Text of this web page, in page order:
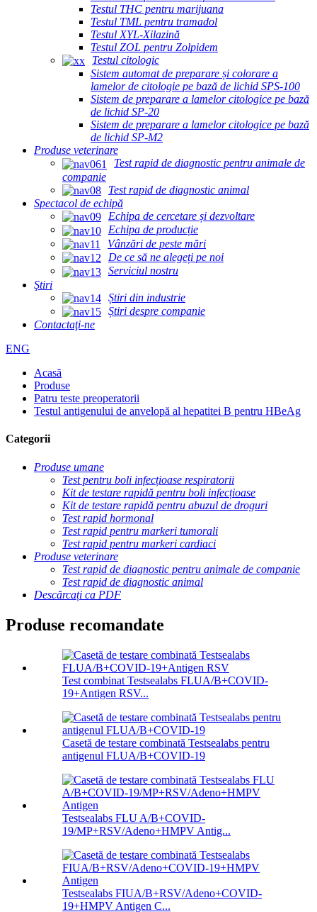
Testul THC pentru marijuana
Testul TML pentru tramadol
Testul XYL-Xilazină
Testul ZOL pentru Zolpidem
Testul citologic
Sistem automat de preparare și colorare a
lamelor de citologie pe bază de lichid SPS-100
Sistem de preparare a lamelor citologice pe bază
de lichid SP-20
Sistem de preparare a lamelor citologice pe bază
de lichid SP-M2
Produse veterinare
Test rapid de diagnostic pentru animale de
companie
Test rapid de diagnostic animal
Spectacol de echipă
Echipa de cercetare și dezvoltare
Echipa de producție
Vânzări de peste mări
De ce să ne alegeți pe noi
Serviciul nostru
Ştiri
Știri din industrie
Știri despre companie
Contactaţi-ne
ENG
Acasă
Produse
Patru teste preoperatorii
Testul antigenului de anvelopă al hepatitei B pentru HBeAg
Categorii
Produse umane
Test pentru boli infecțioase respiratorii
Kit de testare rapidă pentru boli infecțioase
Kit de testare rapidă pentru abuzul de droguri
Test rapid hormonal
Test rapid pentru markeri tumorali
Test rapid pentru markeri cardiaci
Produse veterinare
Test rapid de diagnostic pentru animale de companie
Test rapid de diagnostic animal
Descărcați ca PDF
Produse recomandate
Test combinat Testsealabs FLUA/B+COVID-
19+Antigen RSV...
Casetă de testare combinată Testsealabs pentru
antigenul FLUA/B+COVID-19
Testsealabs FLU A/B+COVID-
19/MP+RSV/Adeno+HMPV Antig...
Testsealabs FIUA/B+RSV/Adeno+COVID-
19+HMPV Antigen C...